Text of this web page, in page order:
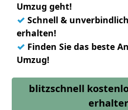
Umzug geht!
✓ Schnell &
erhalten!
✓ Finden Sie das beste
Umzug!
blitzschnell